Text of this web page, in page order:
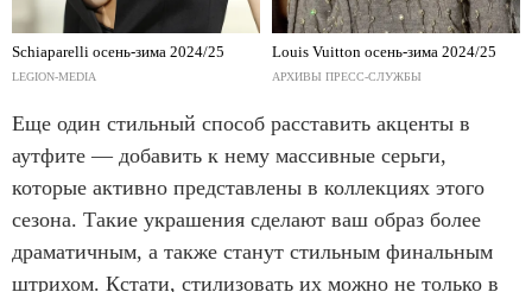
Schiaparelli осень-зима 2024/25
LEGION-MEDIA
Louis Vuitton осень-зима 2024/25
АРХИВЫ ПРЕСС-СЛУЖБЫ
Еще один стильный способ расставить акценты в
аутфите — добавить к нему массивные серьги,
которые активно представлены в коллекциях этого
сезона. Такие украшения сделают ваш образ более
драматичным, а также станут стильным финальным
штрихом. Кстати, стилизовать их можно не только в